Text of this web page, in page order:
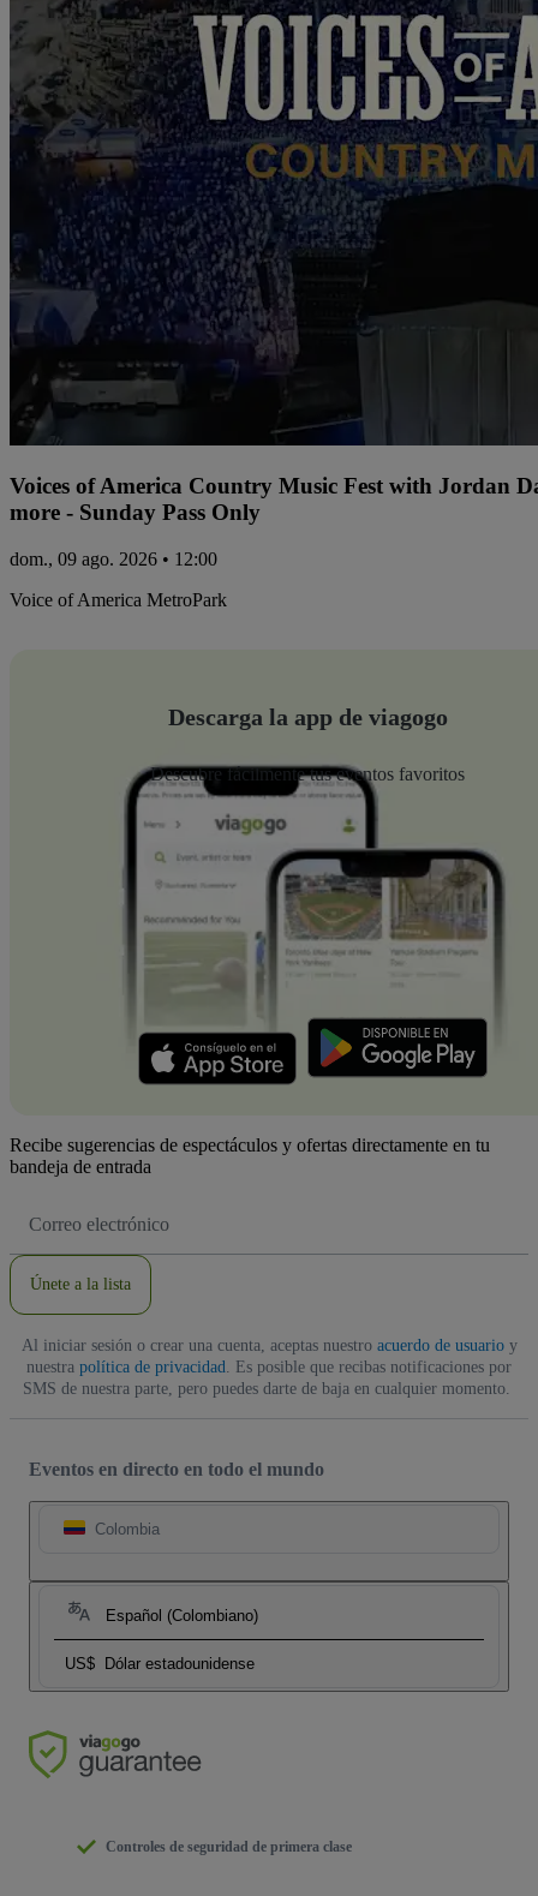
Voices of America Country Music Fest with Jordan
more - Sunday Pass Only
dom., 09 ago. 2026 • 12:00
Voice of America MetroPark
Descarga la app de viagogo
Descubre fácilmente tus eventos favoritos
Recibe sugerencias de espectáculos y ofertas directamente en tu
bandeja de entrada
de
Únete a la lista
Al iniciar sesión o crear una cuenta, aceptas nuestro acuerdo de usuarioy
nuestra política de privacidad . Es posible que recibas notificaciones por
SMS de nuestra parte, pero puedes darte de baja en cualquier momento.
Eventos en directo en todo el mundo
Colombia
Español (Colombiano)
US$ Dólar estadounidense
Controles de seguridad de primera clase